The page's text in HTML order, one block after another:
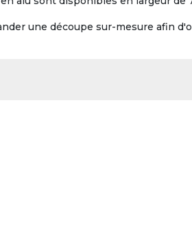
une découpe sur-mesure afin